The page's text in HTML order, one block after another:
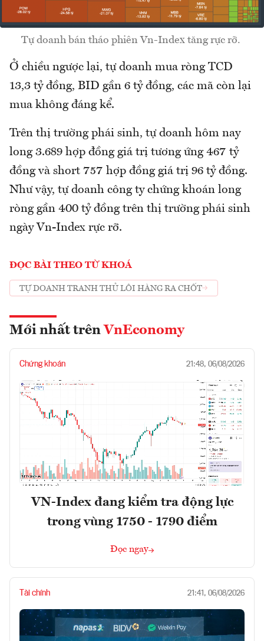
Tự doanh bán tháo phiên Vn-Index tăng rực rỡ.
Ở chiều ngược lại, tự doanh mua ròng TCD
13,3 tỷ đồng, BID gần 6 tỷ đồng, các mã còn lại
mua không đáng kể.
Trên thị trường phái sinh, tự doanh hôm nay
long 3.689 hợp đồng giá trị tương ứng 467 tỷ
đồng và short 757 hợp đồng giá trị 96 tỷ đồng.
Như vậy, tự doanh công ty chứng khoán long
ròng gần 400 tỷ đồng trên thị trường phái sinh
ngày Vn-Index rực rỡ.
ĐỌC BÀI THEO TỪ KHOÁ
TỰ DOANH TRANH THỦ LÔI HÀNG RA CHỐT
Mới nhất trên VnEconomy
Chứng khoán 21:48, 06/08/2026
VN-Index đang kiểm tra động lực
trong vùng 1750 - 1790 điểm
Đọc ngay
Tài chính 21:41, 06/08/2026